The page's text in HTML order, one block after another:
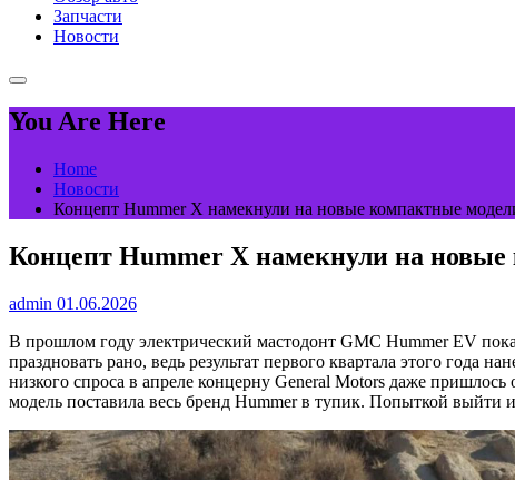
Запчасти
Новости
You Are Here
Home
Новости
Концепт Hummer X намекнули на новые компактные
Концепт Hummer X намекнули на
admin 01.06.2026
В прошлом году электрический мастодонт GMC Hummer EV
праздновать рано, ведь результат первого квартала этого
низкого спроса в апреле концерну General Motors даже
модель поставила весь бренд Hummer в тупик. Попыткой